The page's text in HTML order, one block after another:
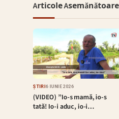
Articole Asemănătoare
ȘTIRI6 IUNIE 2026
(VIDEO) ”Io-s mamă, io-s
tată! Io-i aduc, io-i…